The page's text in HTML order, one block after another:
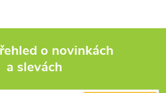
o novinkách
a slevách